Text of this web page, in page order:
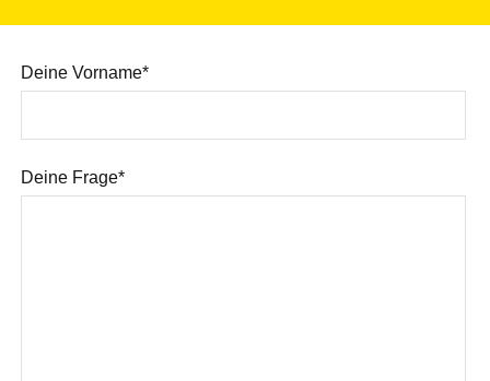
Deine Vorname*
Deine Frage*